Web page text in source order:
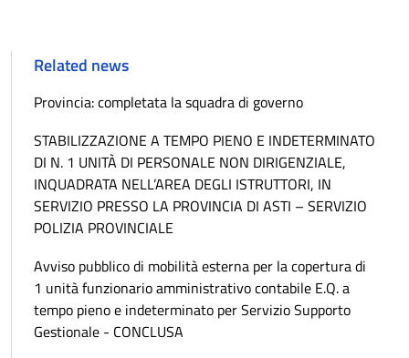
Related news
Provincia: completata la squadra di governo
STABILIZZAZIONE A TEMPO PIENO E INDETERMINATO
DI N. 1 UNITÀ DI PERSONALE NON DIRIGENZIALE,
INQUADRATA NELL’AREA DEGLI ISTRUTTORI, IN
SERVIZIO PRESSO LA PROVINCIA DI ASTI – SERVIZIO
POLIZIA PROVINCIALE
Avviso pubblico di mobilità esterna per la copertura di
1 unità funzionario amministrativo contabile E.Q. a
tempo pieno e indeterminato per Servizio Supporto
Gestionale - CONCLUSA